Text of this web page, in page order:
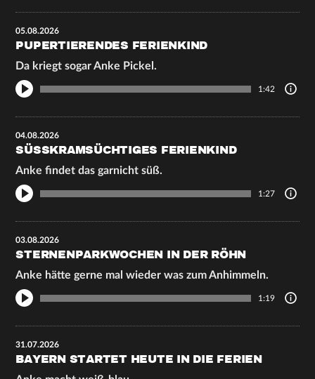
05.08.2026
PUPERTIERENDES FERIENKIND
Da kriegt sogar Anke Pickel.
1:42
04.08.2026
SÜSSKRAMSÜCHTIGES FERIENKIND
Anke findet das garnicht süß.
1:27
03.08.2026
STERNENPARKWOCHEN IN DER RÖHN
Anke hätte gerne mal wieder was zum Anhimmeln.
1:19
31.07.2026
BAYERN STARTET HEUTE IN DIE FERIEN